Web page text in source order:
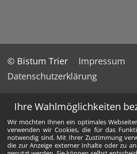
Ihre Wahlmöglichkeiten
Wir möchten Ihnen ein optimales
verwenden wir Cookies, die für das
notwendig sind. Mit Ihrer Zustimmung
die zur Anzeige externer Inhalte oder zu
© Bistum Trier
Impressum
Datenschutzerklärung